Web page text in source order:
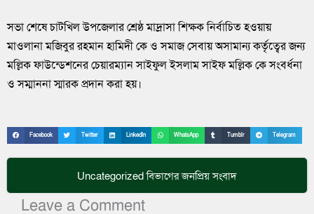
সভা শেষে চাটখিল উপজেলার শ্রেষ্ঠ মাদ্রাসা শিক্ষক নির্বাচিত হওয়ায়
মাওলানা মজিবুর রহমান হামিদী কে ও সমাজ সেবায় অসামান্য কর্তৃত্বের জন্য
মল্লিক ফাউন্ডেশনের চেয়ারম্যান সাইফুল ইসলাম সাইফ মল্লিক কে সংবর্ধনা
ও সম্মাননা স্মারক প্রদান করা হয়।
Facebook Twitter LinkedIn WhatsApp Tumblr Telegram
Uncategorizedবিভাগের জনপ্রিয় সংবাদ
Leave a Comment